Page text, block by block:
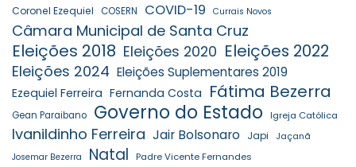
Coronel Ezequiel COSERN COVID-19 Currais Novos
Câmara Municipal de Santa Cruz
Eleições 2018 Eleições 2020 Eleições 2022
Eleições 2024 Eleições Suplementares 2019
Ezequiel Ferreira Fernanda Costa Fátima Bezerra
Gean Paraibano Governo do Estado Igreja Católica
Ivanildinho Ferreira Jair Bolsonaro Japi Jaçanã
Josemar Bezerra Natal Padre Vicente Fernandes